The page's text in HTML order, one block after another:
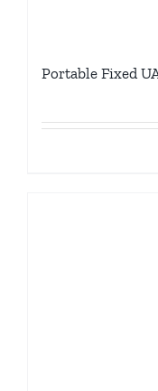
Portable Fixed